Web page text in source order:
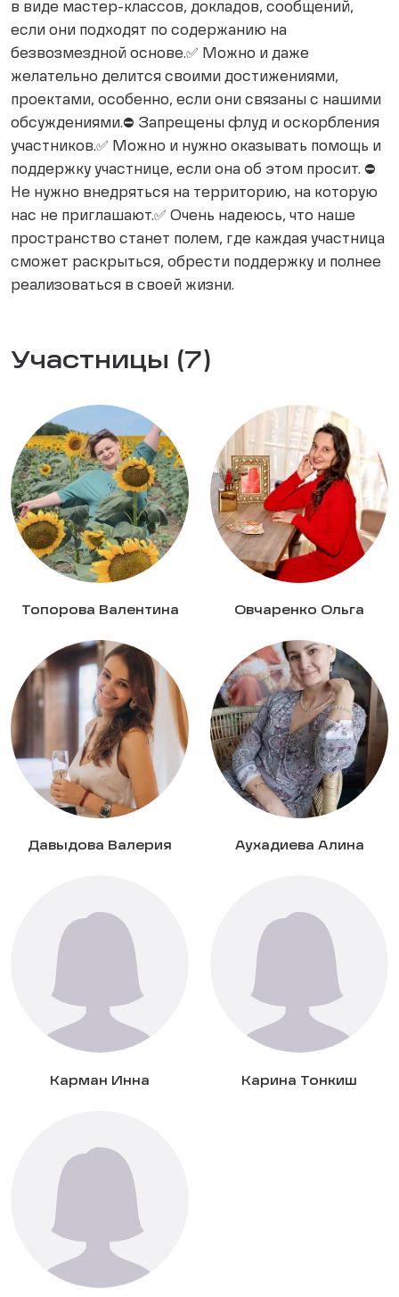
в виде мастер-классов, докладов, сообщений,
если они подходят по содержанию на
безвозмездной основе.✅ Можно и даже
желательно делится своими достижениями,
проектами, особенно, если они связаны с нашими
обсуждениями.⛔ Запрещены флуд и оскорбления
участников.✅ Можно и нужно оказывать помощь и
поддержку участнице, если она об этом просит. ⛔
Не нужно внедряться на территорию, на которую
нас не приглашают.✅ Очень надеюсь, что наше
пространство станет полем, где каждая участница
сможет раскрыться, обрести поддержку и полнее
реализоваться в своей жизни.
Участницы (7)
Топорова Валентина Овчаренко Ольга
Давыдова Валерия Аухадиева Алина
Карман Инна Карина Тонкиш